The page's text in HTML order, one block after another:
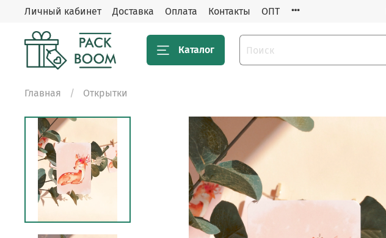
Личный кабинет Доставка Оплата Контакты ОПТ
Каталог
Главная Открытки